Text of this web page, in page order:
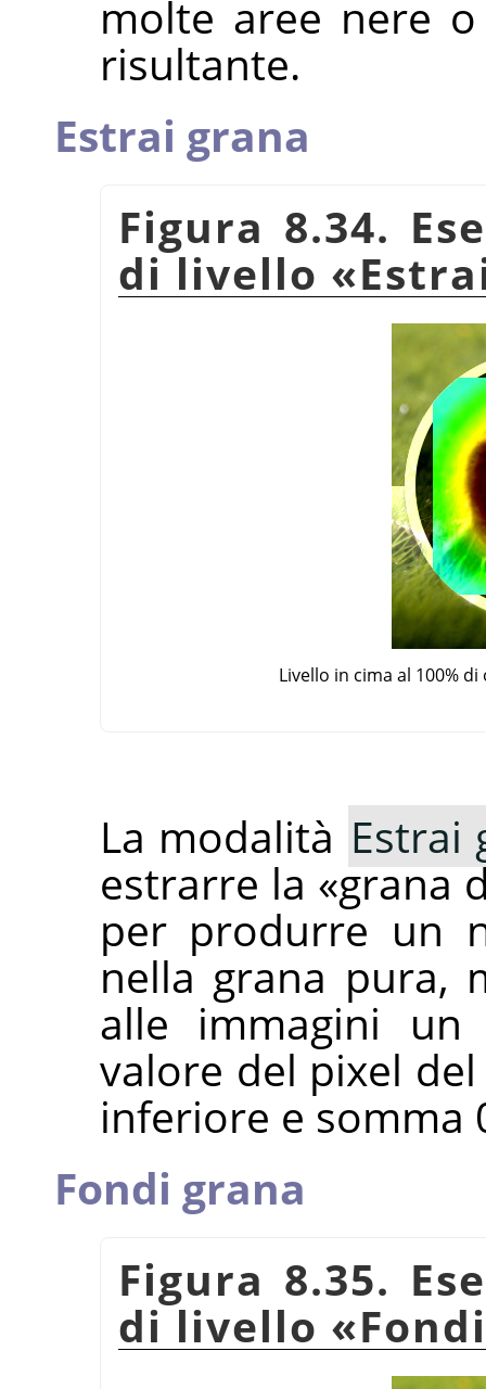
molte aree nere
risultante.
Estrai grana
Figura 8.34.
di livello «
Livello in cima al 100%
La modalità Estrai
estrarre la «grana
per produrre un
nella grana pura,
alle immagini
valore del pixel
inferiore e somma
Fondi grana
Figura 8.35.
di livello «